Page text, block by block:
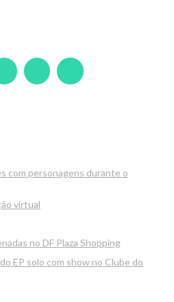
com personagens durante o
virtual
no DF Plaza Shopping
EP solo com show no Clube do